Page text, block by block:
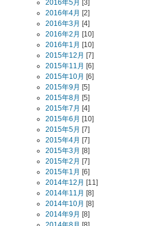
2016年5月 [3]
2016年4月 [2]
2016年3月 [4]
2016年2月 [10]
2016年1月 [10]
2015年12月 [7]
2015年11月 [6]
2015年10月 [6]
2015年9月 [5]
2015年8月 [5]
2015年7月 [4]
2015年6月 [10]
2015年5月 [7]
2015年4月 [7]
2015年3月 [8]
2015年2月 [7]
2015年1月 [6]
2014年12月 [11]
2014年11月 [8]
2014年10月 [8]
2014年9月 [8]